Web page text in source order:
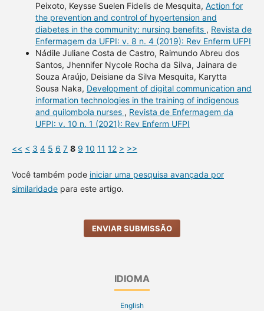
Peixoto, Keysse Suelen Fidelis de Mesquita, Action for
the prevention and control of hypertension and
diabetes in the community: nursing benefits , Revista de
Enfermagem da UFPI: v. 8 n. 4 (2019): Rev Enferm UFPI
Nádile Juliane Costa de Castro, Raimundo Abreu dos
Santos, Jhennifer Nycole Rocha da Silva, Jainara de
Souza Araújo, Deisiane da Silva Mesquita, Karytta
Sousa Naka, Development of digital communication and
information technologies in the training of indigenous
and quilombola nurses , Revista de Enfermagem da
UFPI: v. 10 n. 1 (2021): Rev Enferm UFPI
<< < 3 4 5 6 7 8 9 10 11 12 > >>
Você também pode iniciar uma pesquisa avançada por
similaridadepara este artigo.
ENVIAR SUBMISSÃO
IDIOMA
English